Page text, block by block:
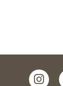
instagram